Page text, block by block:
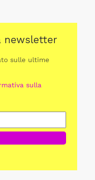
newsletter
sulle ultime
sulla